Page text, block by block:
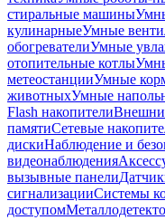
стиральные машины
кулинарныеУмные
обогревателиУмные
отопительные котлы
метеостанцииУмные
животныхУмные
Flash накопители
памятиСетевые
дискиНаблюдение и
видеонаблюдения
вызывные панели
сигнализацииСистемы
доступом